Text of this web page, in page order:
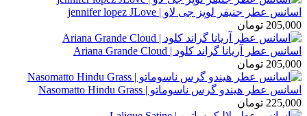
اسانس عطر جنیفر لوپز جی لاو | jennifer lopez JLove
205,000 تومان
اسانس عطر آریانا گراند کلود | Ariana Grande Cloud
205,000 تومان
اسانس عطر هیندو گرس ناسوماتو | Nasomatto Hindu Grass
225,000 تومان